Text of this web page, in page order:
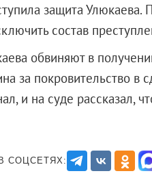
защита Улюкаева.
состав
обвиняют в
за покровительство
и на суде
СОЦСЕТЯХ: